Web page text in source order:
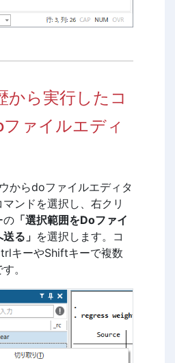
ら実行したコ
ァイルエディ
からdoファイルエディタ
ンドを選択し、右クリ
の 「選択範囲をDoファイ
る」 を選択します。コ
キーやShiftキーで複数
。